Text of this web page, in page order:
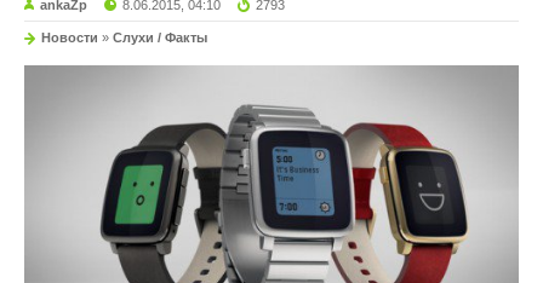
ankaZp 8.06.2015, 04:10 2793
Новости » Слухи / Факты